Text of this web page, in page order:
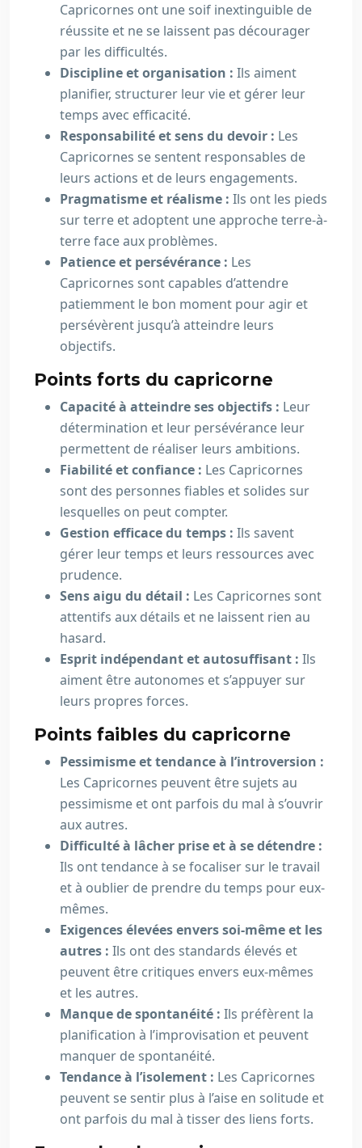
Capricornes ont une soif inextinguible de
réussite et ne se laissent pas décourager
par les difficultés.
Discipline et organisation : Ils aiment
planifier, structurer leur vie et gérer leur
temps avec efficacité.
Responsabilité et sens du devoir : Les
Capricornes se sentent responsables de
leurs actions et de leurs engagements.
Pragmatisme et réalisme : Ils ont les pieds
sur terre et adoptent une approche terre-à-
terre face aux problèmes.
Patience et persévérance : Les
Capricornes sont capables d’attendre
patiemment le bon moment pour agir et
persévèrent jusqu’à atteindre leurs
objectifs.
Points forts du capricorne
Capacité à atteindre ses objectifs : Leur
détermination et leur persévérance leur
permettent de réaliser leurs ambitions.
Fiabilité et confiance : Les Capricornes
sont des personnes fiables et solides sur
lesquelles on peut compter.
Gestion efficace du temps : Ils savent
gérer leur temps et leurs ressources avec
prudence.
Sens aigu du détail : Les Capricornes sont
attentifs aux détails et ne laissent rien au
hasard.
Esprit indépendant et autosuffisant : Ils
aiment être autonomes et s’appuyer sur
leurs propres forces.
Points faibles du capricorne
Pessimisme et tendance à l’introversion :
Les Capricornes peuvent être sujets au
pessimisme et ont parfois du mal à s’ouvrir
aux autres.
Difficulté à lâcher prise et à se détendre :
Ils ont tendance à se focaliser sur le travail
et à oublier de prendre du temps pour eux-
mêmes.
Exigences élevées envers soi-même et les
autres : Ils ont des standards élevés et
peuvent être critiques envers eux-mêmes
et les autres.
Manque de spontanéité : Ils préfèrent la
planification à l’improvisation et peuvent
manquer de spontanéité.
Tendance à l’isolement : Les Capricornes
peuvent se sentir plus à l’aise en solitude et
ont parfois du mal à tisser des liens forts.